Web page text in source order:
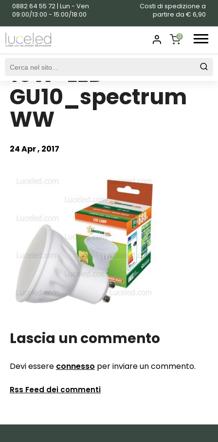
0882 64 55 72 | Lun - Ven
09:00/13:00 - 15:00/18:00
Costi di spedizione a
partire da € 6,90
0
SHOPPING
10W-LED-
GU10_spectrum
WW
24 Apr , 2017
Lascia un commento
Devi essere connesso per inviare un commento.
Rss Feed dei commenti